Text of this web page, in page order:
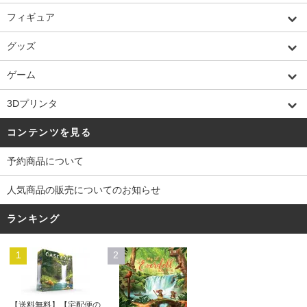
フィギュア
グッズ
ゲーム
3Dプリンタ
コンテンツを見る
予約商品について
人気商品の販売についてのお知らせ
ランキング
1
【送料無料】【宅配便の
2